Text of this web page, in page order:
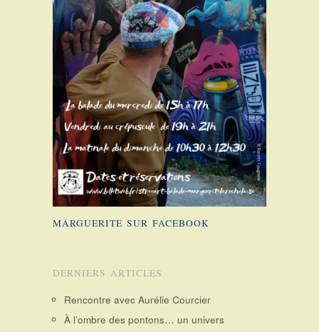
MARGUERITE SUR FACEBOOK
DERNIERS ARTICLES
Rencontre avec Aurélie Courcier
À l’ombre des pontons… un univers